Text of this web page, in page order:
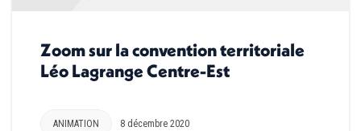
Zoom sur la convention territoriale
Léo Lagrange Centre-Est
ANIMATION 8 décembre 2020